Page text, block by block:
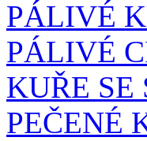
PÁLIVÉ
PÁLIVÉ
KUŘE
PEČENÉ